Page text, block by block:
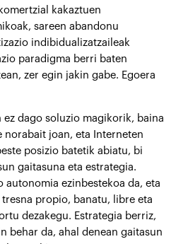
kakaztuen
sareen abandonu
indibidualizatzaileak
paradigma berri baten
zer egin jakin gabe. Egoera
ez dago soluzio magikorik, baina
norabait joan, eta Interneten
posizio batetik abiatu, bi
gaitasuna eta estrategia.
autonomia ezinbestekoa da, eta
propio, banatu, libre eta
dezakegu. Estrategia berriz,
behar da, ahal denean gaitasun